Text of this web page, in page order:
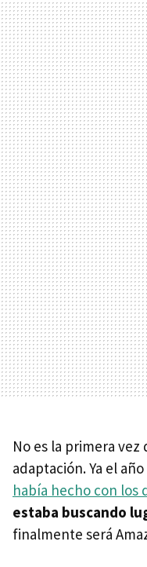
No es la primera
adaptación. Ya el
había hecho con los
estaba buscando
finalmente será